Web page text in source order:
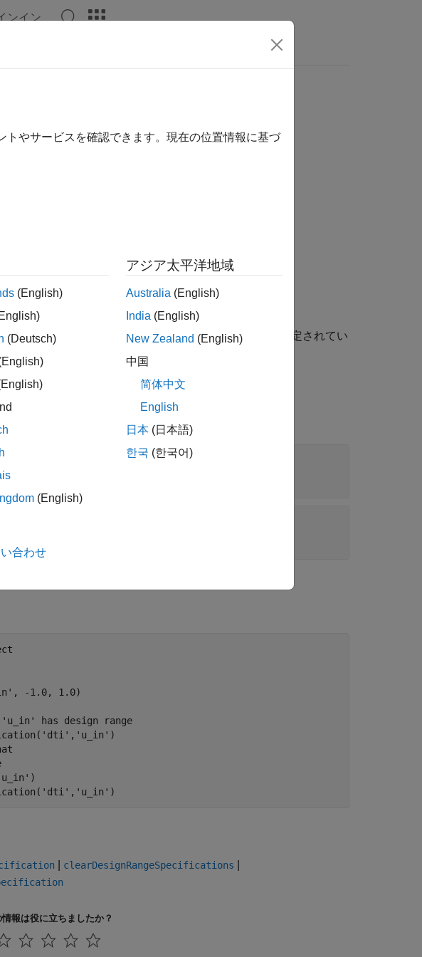
ンイン
)は関数fcnName のパラメーターparamNameに対して指定されてい
, -1.0, 1.0)
has design range
'dti' , 'u_in'
)
'dti' , 'u_in'
clearDesignRangeSpecifications
情報は役に立ちましたか？
やサービスを確認できます。現在の位置情報に基づ
(English)
(Deutsch)
(English)
アジア太平洋地域
Australia (English)
India (English)
New Zealand (English)
中国
简体中文
English
日本 (日本語)
한국 (한국어)
合わせ